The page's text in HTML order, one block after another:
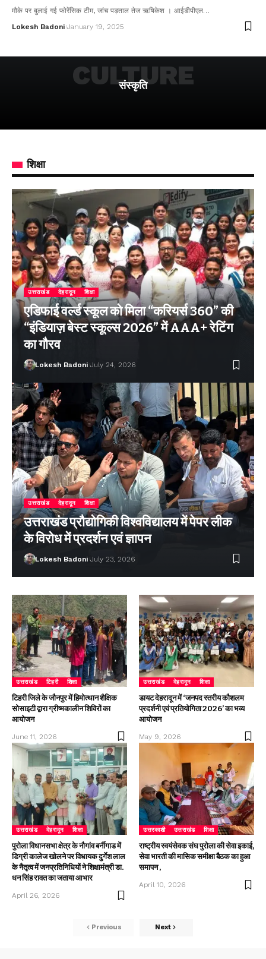
मौके पर बुलाई गई फोरेंसिक टीम, जांच पड़ताल तेज ऋषिकेश । आईडीपीएल…
Lokesh Badoni January 19, 2025
संस्कृति
CULTURE
शिक्षा
उत्तराखंड देहरादून शिक्षा
एडिफाई वर्ल्ड स्कूल को मिला “करियर्स 360” की
“इंडियाज़ बेस्ट स्कूल्स 2026” में AAA+ रेटिंग
का गौरव
Lokesh Badoni July 24, 2026
उत्तराखंड देहरादून शिक्षा
उत्तराखंड प्रौद्योगिकी विश्वविद्यालय में पेपर लीक
के विरोध में प्रदर्शन एवं ज्ञापन
Lokesh Badoni July 23, 2026
उत्तराखंड टिहरी शिक्षा
टिहरी जिले के जौनपुर में हिमोत्थान शैक्षिक
सोसाइटी द्वारा ग्रीष्मकालीन शिविरों का
आयोजन
June 11, 2026
उत्तराखंड देहरादून शिक्षा
डायट देहरादून में ‘जनपद स्तरीय कौशलम
प्रदर्शनी एवं प्रतियोगिता 2026’ का भव्य
आयोजन
May 9, 2026
उत्तराखंड देहरादून शिक्षा
पुरोला विधानसभा क्षेत्र के नौगांव बर्नीगाड में
डिग्री कालेज खोलने पर विधायक दुर्गेश लाल
के नैतृत्व में जनप्रतिनिधियों ने शिक्षामंत्री डा.
धन सिंह रावत का जताया आभार
April 26, 2026
उत्तरकाशी उत्तराखंड शिक्षा
राष्ट्रीय स्वयंसेवक संघ पुरोला की सेवा इकाई,
सेवा भारती की मासिक समीक्षा बैठक का हुआ
समापन ,
April 10, 2026
Previous Next